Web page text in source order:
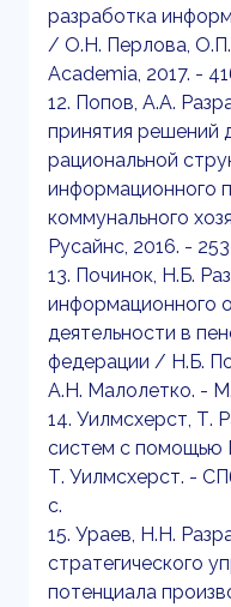
разработка
/ О.Н. Перлова, О.П.
Academia, 2017. -
12. Попов, А.А.
принятия решений
рациональной
информационного
коммунального
Русайнс, 2016. -
13. Починок, Н.Б.
информационного
деятельности в
федерации / Н.Б.
А.Н. Малолетко. -
14. Уилмсхерст, Т.
систем с помощью
Т. Уилмсхерст. -
c.
15. Ураев, Н.Н.
стратегического
потенциала